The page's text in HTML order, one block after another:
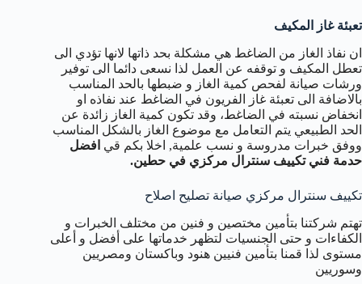
تعبئة غاز المكيف
ان نفاذ الغاز من الضاغط هي مشكلة بحد ذاتها لانها تؤدي الى
تعطل المكيف و توقفه عن العمل لذا نسعى دائما الى توفير
ورشات صيانة لفحص كمية الغاز و ضبطها بالحد المناسب
بالاضافة الى تعبئة غاز الفريون في الضاغط عند نفاذه او
انخفاض نسبته في الضاغط، وقد تكون كمية الغاز زائدة عن
الحد الطبيعي يتم التعامل مع موضوع الغاز بالشكل المناسب
ووفق خبرات مدروسة و نسب علمية, اخلا بكم قي افضل
حدمة فني تكييف سنترال مركزي في حطين.
تكييف سنترال مركزي صيانة تصليح اصلاح
تهتم شركتنا بتأمين مختصين و فنين من مختلف الخبرات و
الكفاءات و حتى الجنسيات لتظهر خدماتها على أفضل و أعلى
مستوى لذا قمنا بتأمين فنيين هنود وباكستان ومصريين
وسوريين